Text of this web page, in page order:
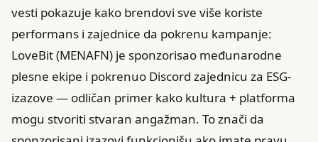
vesti pokazuje kako brendovi sve više koriste
performans i zajednice da pokrenu kampanje:
LoveBit (MENAFN) je sponzorisao međunarodne
plesne ekipe i pokrenuo Discord zajednicu za ESG-
izazove — odličan primer kako kultura + platforma
mogu stvoriti stvaran angažman. To znači da